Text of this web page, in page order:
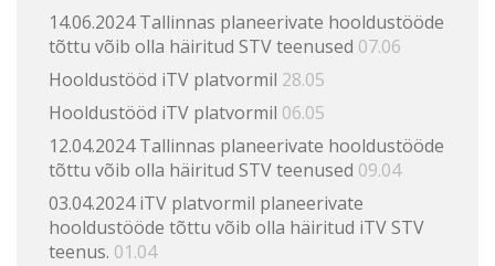
14.06.2024 Tallinnas planeerivate hooldustööde
tõttu võib olla häiritud STV teenused 07.06
Hooldustööd iTV platvormil 28.05
Hooldustööd iTV platvormil 06.05
12.04.2024 Tallinnas planeerivate hooldustööde
tõttu võib olla häiritud STV teenused 09.04
03.04.2024 iTV platvormil planeerivate
hooldustööde tõttu võib olla häiritud iTV STV
teenus. 01.04